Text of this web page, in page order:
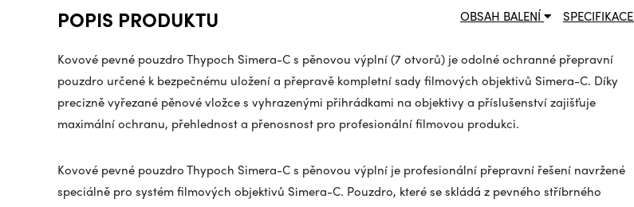
SPECIFIKACE
OBSAH BALENÍ
POPIS PRODUKTU
Kovové pevné pouzdro Thypoch Simera-C s pěnovou výplní (7 otvorů) je odolné ochranné přepravní
pouzdro určené k bezpečnému uložení a přepravě kompletní sady filmových objektivů Simera-C. Díky
precizně vyřezané pěnové vložce s vyhrazenými přihrádkami na objektivy a příslušenství zajišťuje
maximální ochranu, přehlednost a přenosnost pro profesionální filmovou produkci.
Kovové pevné pouzdro Thypoch Simera-C s pěnovou výplní je profesionální přepravní řešení navržené
speciálně pro systém filmových objektivů Simera-C. Pouzdro, které se skládá z pevného stříbrného